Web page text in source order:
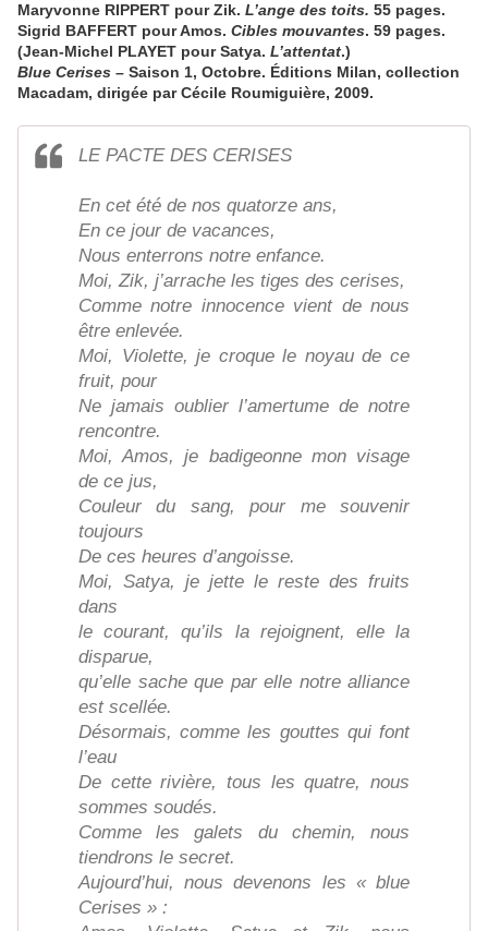
Maryvonne RIPPERT pour Zik. L’ange des toits. 55 pages.
Sigrid BAFFERT pour Amos. Cibles mouvantes. 59 pages.
(Jean-Michel PLAYET pour Satya. L’attentat.)
Blue Cerises – Saison 1, Octobre. Éditions Milan, collection
Macadam, dirigée par Cécile Roumiguière, 2009.
LE PACTE DES CERISES
En cet été de nos quatorze ans,
En ce jour de vacances,
Nous enterrons notre enfance.
Moi, Zik, j’arrache les tiges des cerises,
Comme notre innocence vient de nous
être enlevée.
Moi, Violette, je croque le noyau de ce
fruit, pour
Ne jamais oublier l’amertume de notre
rencontre.
Moi, Amos, je badigeonne mon visage
de ce jus,
Couleur du sang, pour me souvenir
toujours
De ces heures d’angoisse.
Moi, Satya, je jette le reste des fruits
dans
le courant, qu’ils la rejoignent, elle la
disparue,
qu’elle sache que par elle notre alliance
est scellée.
Désormais, comme les gouttes qui font
l’eau
De cette rivière, tous les quatre, nous
sommes soudés.
Comme les galets du chemin, nous
tiendrons le secret.
Aujourd’hui, nous devenons les « blue
Cerises » :